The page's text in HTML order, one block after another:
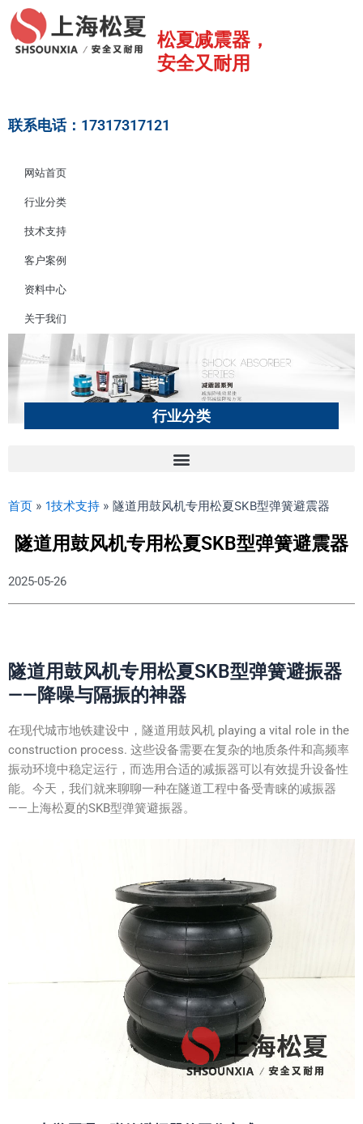
至
松夏减震器，
安全又耐用
联系电话：17317317121
网站首页
行业分类
技术支持
客户案例
资料中心
关于我们
行业分类
首页 » 1技术支持 » 隧道用鼓风机专用松夏SKB型弹簧避震器
隧道用鼓风机专用松夏SKB型弹簧避震器
2025-05-26
隧道用鼓风机专用松夏SKB型弹簧避振器
——降噪与隔振的神器
在现代城市地铁建设中，隧道用鼓风机 playing a vital role in the
construction process. 这些设备需要在复杂的地质条件和高频率
振动环境中稳定运行，而选用合适的减振器可以有效提升设备性
能。今天，我们就来聊聊一种在隧道工程中备受青睐的减振器
——上海松夏的SKB型弹簧避振器。